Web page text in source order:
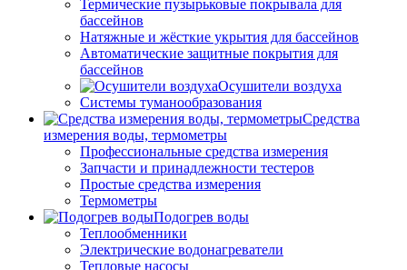
Термические пузырьковые покрывала для
бассейнов
Натяжные и жёсткие укрытия для бассейнов
Автоматические защитные покрытия для
бассейнов
Осушители воздуха
Системы туманообразования
Средства
измерения воды, термометры
Профессиональные средства измерения
Запчасти и принадлежности тестеров
Простые средства измерения
Термометры
Подогрев воды
Теплообменники
Электрические водонагреватели
Тепловые насосы